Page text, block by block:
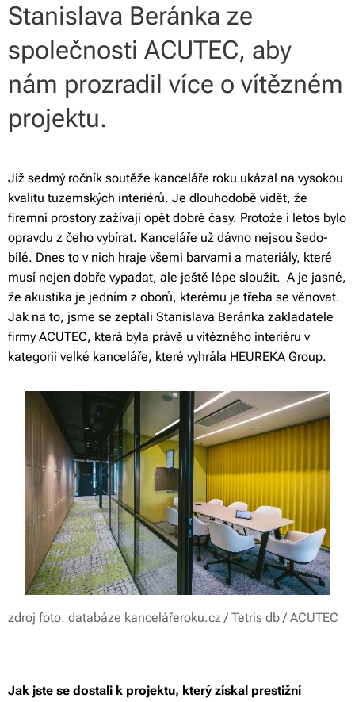
Stanislava Beránka ze
společnosti ACUTEC, aby
nám prozradil více o vítězném
projektu.
Již sedmý ročník soutěže kanceláře roku ukázal na vysokou
kvalitu tuzemských interiérů. Je dlouhodobě vidět, že
firemní prostory zažívají opět dobré časy. Protože i letos bylo
opravdu z čeho vybírat. Kanceláře už dávno nejsou šedo-
bílé. Dnes to v nich hraje všemi barvami a materiály, které
musí nejen dobře vypadat, ale ještě lépe sloužit. A je jasné,
že akustika je jedním z oborů, kterému je třeba se věnovat.
Jak na to, jsme se zeptali Stanislava Beránka zakladatele
firmy ACUTEC, která byla právě u vítězného interiéru v
kategorii velké kanceláře, které vyhrála HEUREKA Group.
zdroj foto: databáze kancelářeroku.cz / Tetris db / ACUTEC
Jak jste se dostali k projektu, který získal prestižní